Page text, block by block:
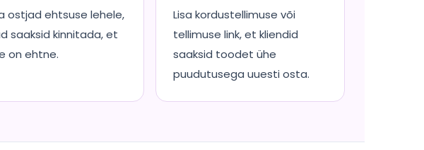
ostjad ehtsuse lehele,
saaksid kinnitada, et
on ehtne.
Lisa kordustellimuse või
tellimuse link, et kliendid
saaksid toodet ühe
puudutusega uuesti osta.